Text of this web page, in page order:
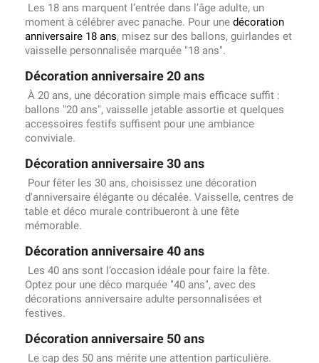
Les 18 ans marquent l’entrée dans l’âge adulte, un
moment à célébrer avec panache. Pour une décoration
anniversaire 18 ans, misez sur des ballons, guirlandes et
vaisselle personnalisée marquée "18 ans".
Décoration anniversaire 20 ans
À 20 ans, une décoration simple mais efficace suffit :
ballons "20 ans", vaisselle jetable assortie et quelques
accessoires festifs suffisent pour une ambiance
conviviale.
Décoration anniversaire 30 ans
Pour fêter les 30 ans, choisissez une décoration
d'anniversaire élégante ou décalée. Vaisselle, centres de
table et déco murale contribueront à une fête
mémorable.
Décoration anniversaire 40 ans
Les 40 ans sont l’occasion idéale pour faire la fête.
Optez pour une déco marquée "40 ans", avec des
décorations anniversaire adulte personnalisées et
festives.
Décoration anniversaire 50 ans
Le cap des 50 ans mérite une attention particulière.